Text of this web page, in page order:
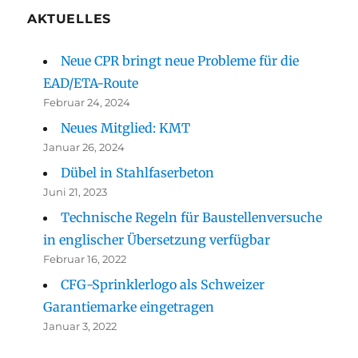
AKTUELLES
Neue CPR bringt neue Probleme für die
EAD/ETA-Route
Februar 24, 2024
Neues Mitglied: KMT
Januar 26, 2024
Dübel in Stahlfaserbeton
Juni 21, 2023
Technische Regeln für Baustellenversuche
in englischer Übersetzung verfügbar
Februar 16, 2022
CFG-Sprinklerlogo als Schweizer
Garantiemarke eingetragen
Januar 3, 2022